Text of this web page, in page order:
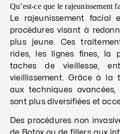
Qu’est-ce que le rajeunissement
Le rajeunissement facial
procédures visant à
plus jeune. Ces
rides, les lignes fines, la
taches de vieillesse,
vieillissement. Grâce à la
aux techniques
sont plus diversifiées et
Des procédures non
de Botox ou de fillers aux